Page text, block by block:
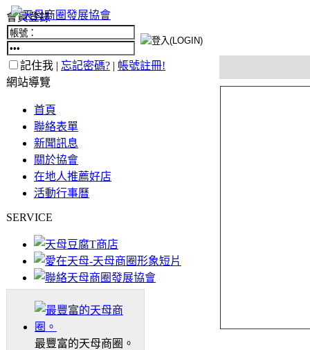
會員登錄
記住我 | 忘記密碼? | 帳號註冊!
網站導覽
首頁
聯絡表單
新聞訊息
關於協會
在地人推薦好店
活動行事曆
SERVICE
最豐富的天母商圈。